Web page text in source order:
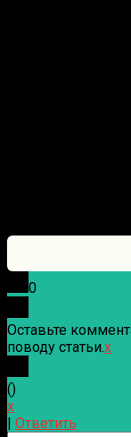
0
Оставьте
поводу статьи.x
()
x
Ответить